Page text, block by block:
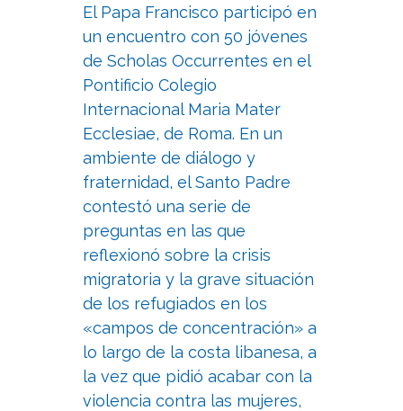
El Papa Francisco participó en
un encuentro con 50 jóvenes
de Scholas Occurrentes en el
Pontificio Colegio
Internacional Maria Mater
Ecclesiae, de Roma. En un
ambiente de diálogo y
fraternidad, el Santo Padre
contestó una serie de
preguntas en las que
reflexionó sobre la crisis
migratoria y la grave situación
de los refugiados en los
«campos de concentración» a
lo largo de la costa libanesa, a
la vez que pidió acabar con la
violencia contra las mujeres,